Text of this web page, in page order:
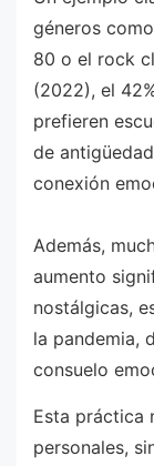
géneros
80 o el rock
(2022), el
prefieren
de
conexión
Además,
aumento
nostálgicas,
la pandemia,
consuelo
Esta práctica
personales,